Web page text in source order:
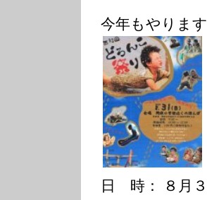
今年もやりま
日 時： ８月３